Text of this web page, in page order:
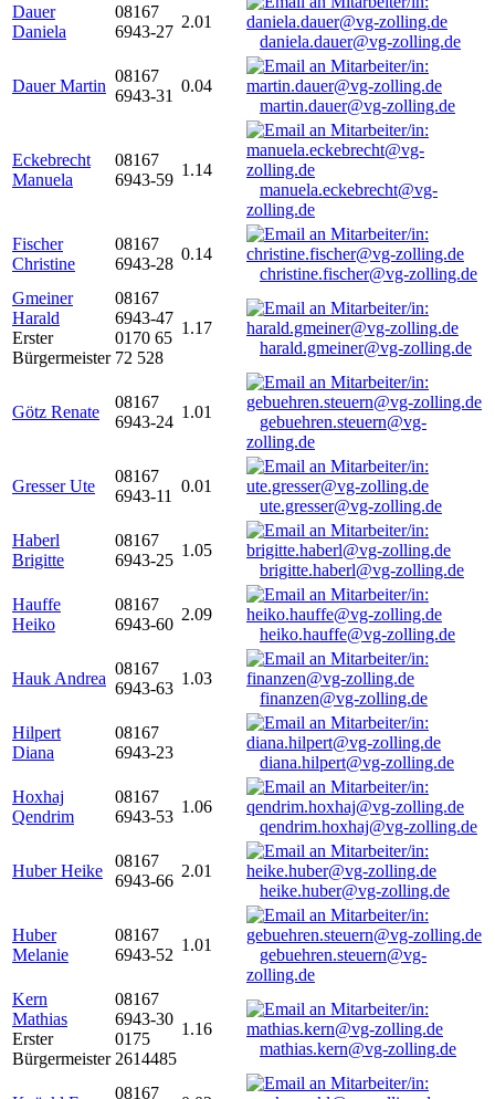
Dauer
Daniela
08167
6943-27
2.01
daniela.dauer@vg-zolling.de
Dauer Martin
08167
6943-31
0.04
martin.dauer@vg-zolling.de
Eckebrecht
Manuela
08167
6943-59
1.14
manuela.eckebrecht@vg-
zolling.de
Fischer
Christine
08167
6943-28
0.14
christine.fischer@vg-zolling.de
Gmeiner
Harald
Erster
Bürgermeister
08167
6943-47
0170 65
72 528
1.17
harald.gmeiner@vg-zolling.de
Götz Renate
08167
6943-24
1.01
gebuehren.steuern@vg-
zolling.de
Gresser Ute
08167
6943-11
0.01
ute.gresser@vg-zolling.de
Haberl
Brigitte
08167
6943-25
1.05
brigitte.haberl@vg-zolling.de
Hauffe
Heiko
08167
6943-60
2.09
heiko.hauffe@vg-zolling.de
Hauk Andrea
08167
6943-63
1.03
finanzen@vg-zolling.de
Hilpert
Diana
08167
6943-23
diana.hilpert@vg-zolling.de
Hoxhaj
Qendrim
08167
6943-53
1.06
qendrim.hoxhaj@vg-zolling.de
Huber Heike
08167
6943-66
2.01
heike.huber@vg-zolling.de
Huber
Melanie
08167
6943-52
1.01
gebuehren.steuern@vg-
zolling.de
Kern
Mathias
Erster
Bürgermeister
08167
6943-30
0175
2614485
1.16
mathias.kern@vg-zolling.de
08167